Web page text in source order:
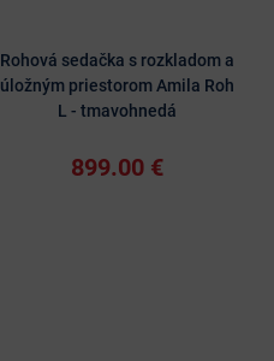
Rohová sedačka s rozkladom a
úložným priestorom Amila Roh
L - tmavohnedá
899.00 €